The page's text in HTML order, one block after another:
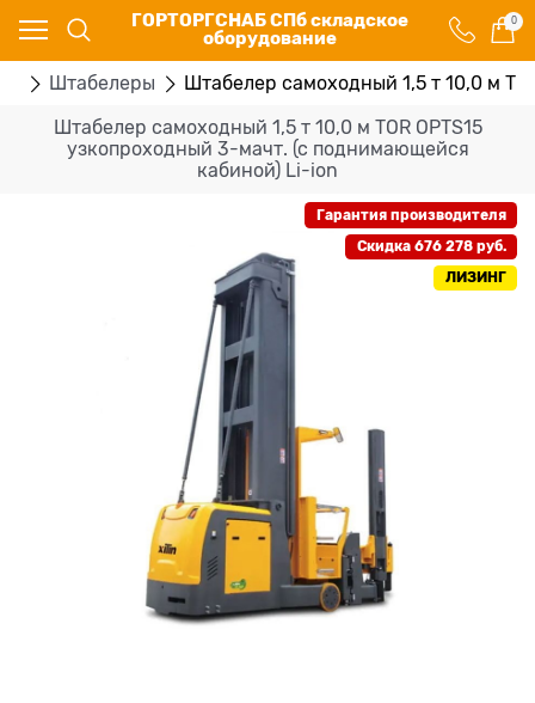
ГОРТОРГСНАБ СПб складское
оборудование
0
Штабелеры Штабелер самоходный 1,5 т 10,0 м
Штабелер самоходный 1,5 т 10,0 м TOR OPTS15
узкопроходный 3-мачт. (с поднимающейся
кабиной) Li-ion
Гарантия производителя
Скидка 676 278 руб.
ЛИЗИНГ